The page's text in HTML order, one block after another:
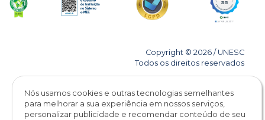
Copyright © 2026 / UNESC
Todos os direitos reservados
Nós usamos cookies e outras tecnologias semelhantes
para melhorar a sua experiência em nossos serviços,
personalizar publicidade e recomendar conteúdo de seu